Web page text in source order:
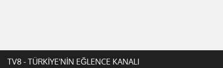
TV8 - TÜRKİYE'NİN EĞLENCE KANALI